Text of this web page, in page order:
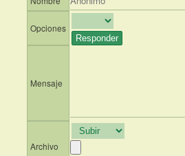
Opciones
Mensaje
Archivo